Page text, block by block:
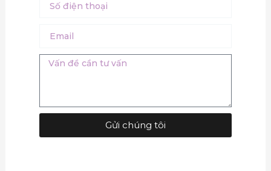
điện
Message
Gửi chúng tôi